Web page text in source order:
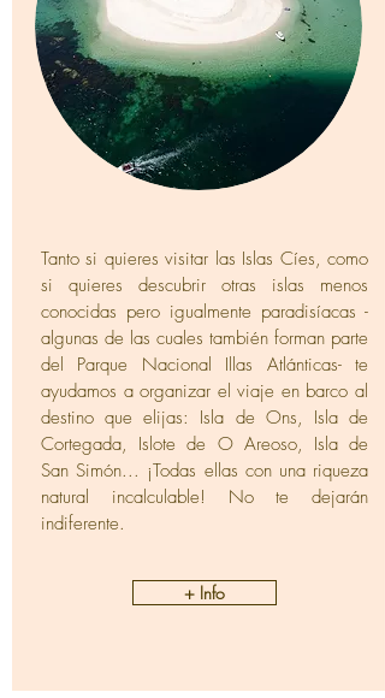
Tanto si quieres visitar las Islas Cíes, como
si quieres descubrir otras islas menos
conocidas pero igualmente paradisíacas -
algunas de las cuales también forman parte
del Parque Nacional Illas Atlánticas- te
ayudamos a organizar el viaje en barco al
destino que elijas: Isla de Ons, Isla de
Cortegada, Islote de O Areoso, Isla de
San Simón... ¡Todas ellas con una riqueza
natural incalculable! No te dejarán
indiferente.
+ Info